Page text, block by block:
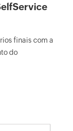
finais com a
do